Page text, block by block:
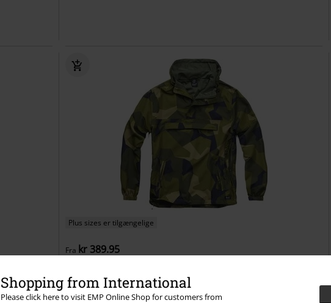
Shopping from International
Please click here to visit EMP Online Shop for customers from
Plus sizes er tilgængelige
Fra kr 389.95